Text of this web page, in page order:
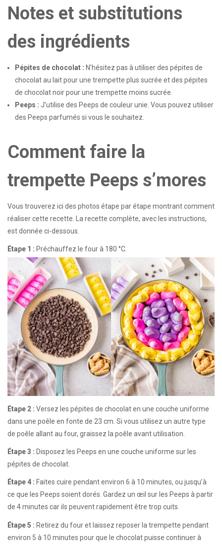
Notes et substitutions
des ingrédients
Pépites de chocolat : N’hésitez pas à utiliser des pépites de
chocolat au lait pour une trempette plus sucrée et des pépites
de chocolat noir pour une trempette moins sucrée.
Peeps : J’utilise des Peeps de couleur unie. Vous pouvez utiliser
des Peeps parfumés si vous le souhaitez.
Comment faire la
trempette Peeps s’mores
Vous trouverez ici des photos étape par étape montrant comment
réaliser cette recette. La recette complète, avec les instructions,
est donnée ci-dessous.
Étape 1 : Préchauffez le four à 180 °C.
Étape 2 : Versez les pépites de chocolat en une couche uniforme
dans une poêle en fonte de 23 cm. Si vous utilisez un autre type
de poêle allant au four, graissez la poêle avant utilisation.
Étape 3 : Disposez les Peeps en une couche uniforme sur les
pépites de chocolat.
Étape 4 : Faites cuire pendant environ 6 à 10 minutes, ou jusqu’à
ce que les Peeps soient dorés. Gardez un œil sur les Peeps à partir
de 4 minutes car ils peuvent rapidement être trop cuits.
Étape 5 : Retirez du four et laissez reposer la trempette pendant
environ 5 à 10 minutes pour que le chocolat puisse continuer à